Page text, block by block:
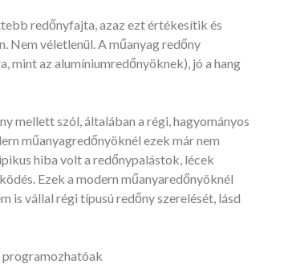
redőnyfajta, azaz ezt értékesítik és
Nem véletlenül. A műanyag redőny
mint az alumíniumredőnyöknek), jó a hang
mellett szól, általában a régi, hagyományos
műanyagredőnyöknél ezek már nem
hiba volt a redőnypalástok, lécek
Ezek a modern műanyaredőnyöknél
is vállal régi típusú redőny szerelését, lásd
programozhatóak